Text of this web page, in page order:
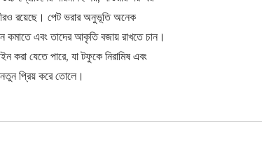
রয়েছে। পেট ভরার অনুভূতি অনেক
কমাতে এবং তাদের আকৃতি বজায় রাখতে চান।
করা যেতে পারে, যা টফুকে নিরামিষ এবং
নতুন প্রিয় করে তোলে।